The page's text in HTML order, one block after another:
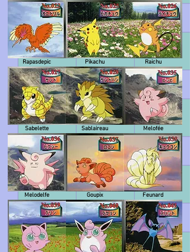
Rapasdepic
Sabelette
Melodelfe
Pikachu
Sablaireau
Goupix
Raichu
Melofée
Feunard